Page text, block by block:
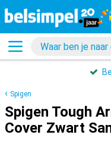
Spigen
Spigen Tough
Cover Zwart